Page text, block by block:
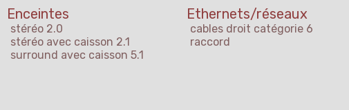
Enceintes
stéréo 2.0
stéréo avec caisson 2.1
surround avec caisson 5.1
Ethernets/réseaux
cables droit catégorie 6
raccord